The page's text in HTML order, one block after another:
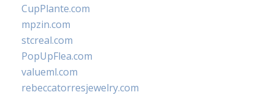
CupPlante.com
mpzin.com
stcreal.com
PopUpFlea.com
valueml.com
rebeccatorresjewelry.com